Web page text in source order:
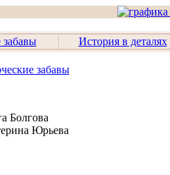
История в деталях
забавы
Болгова
Юрьева